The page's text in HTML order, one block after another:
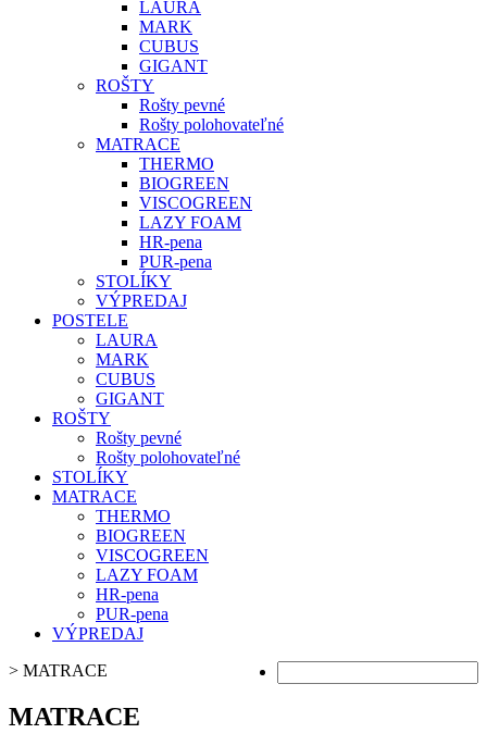
LAURA
MARK
CUBUS
GIGANT
ROŠTY
Rošty pevné
Rošty polohovateľné
MATRACE
THERMO
BIOGREEN
VISCOGREEN
LAZY FOAM
HR-pena
PUR-pena
STOLÍKY
VÝPREDAJ
POSTELE
LAURA
MARK
CUBUS
GIGANT
ROŠTY
Rošty pevné
Rošty polohovateľné
STOLÍKY
MATRACE
THERMO
BIOGREEN
VISCOGREEN
LAZY FOAM
HR-pena
PUR-pena
VÝPREDAJ
> MATRACE
MATRACE